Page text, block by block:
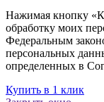
Нажимая кнопку
обработку моих
Федеральным
персональных
определенных в
Купить в 1 клик